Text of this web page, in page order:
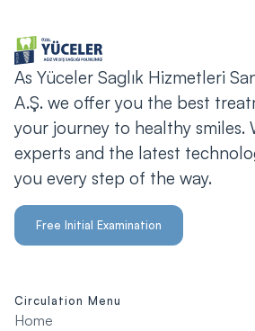
As Yüceler Saglık Hizmetleri
A.Ş. we offer you the best
your journey to healthy smiles.
experts and the latest
you every step of the way.
Free Initial Examination
Circulation Menu
Home